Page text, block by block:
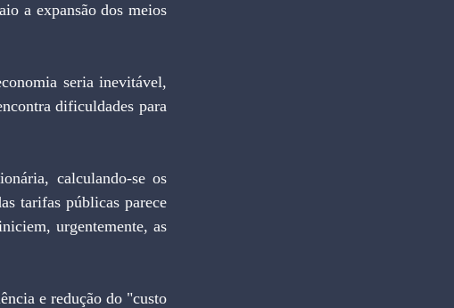
a expansão dos meios
dificuldades para
tarifas públicas parece
urgentemente, as